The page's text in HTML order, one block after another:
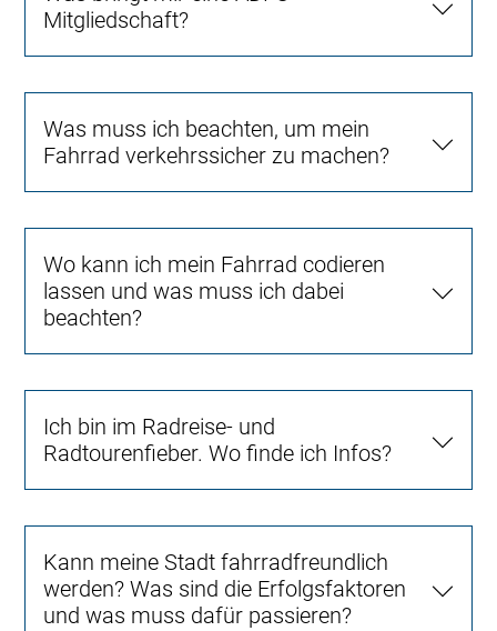
Mitgliedschaft?
Was muss ich beachten, um mein
Fahrrad verkehrssicher zu machen?
Wo kann ich mein Fahrrad codieren
lassen und was muss ich dabei
beachten?
Ich bin im Radreise- und
Radtourenfieber. Wo finde ich Infos?
Kann meine Stadt fahrradfreundlich
werden? Was sind die Erfolgsfaktoren
und was muss dafür passieren?